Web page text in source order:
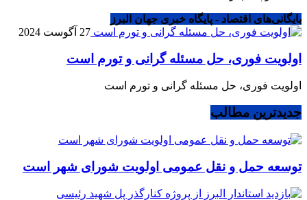
بایگانی‌های اقتصاد - پایگاه خبری جهان البرز
27 آگوست 2024
اولویت فوری، حل مسئله گرانی و تورم است
اولویت فوری، حل مسئله گرانی و تورم است
جدیدترین مطالب
توسعه حمل و نقل عمومی اولویت شورای شهر است